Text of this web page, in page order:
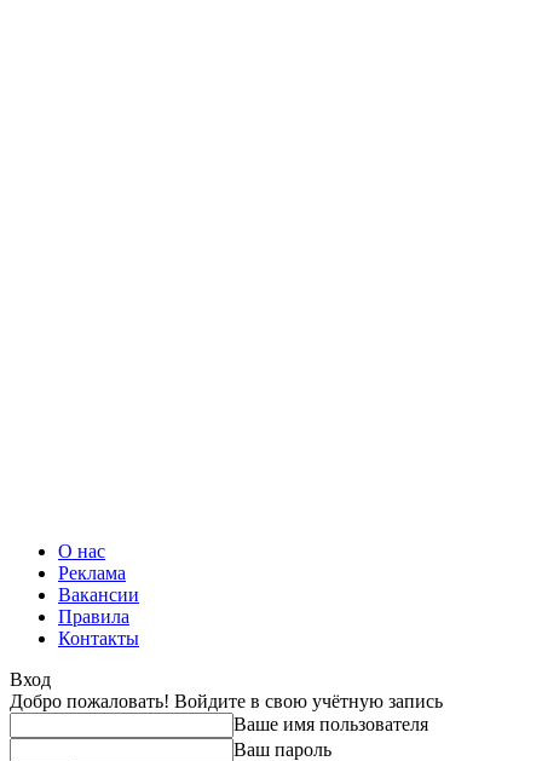
О нас
Реклама
Вакансии
Правила
Контакты
Вход
Добро пожаловать! Войдите в свою учётную запись
Ваше имя пользователя
Ваш пароль